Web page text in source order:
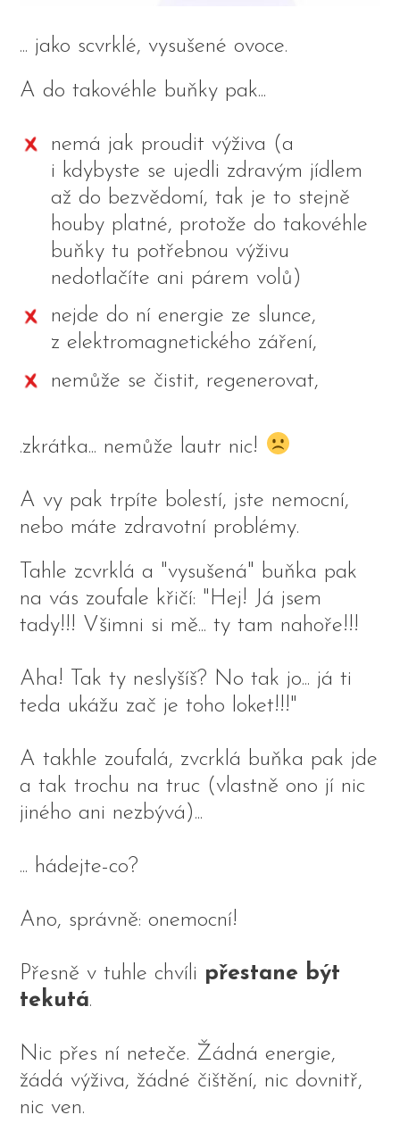
... jako scvrklé, vysušené ovoce.
A do takovéhle buňky pak...
nemá jak proudit výživa (a
i kdybyste se ujedli zdravým jídlem
až do bezvědomí, tak je to stejně
houby platné, protože do takovéhle
buňky tu potřebnou výživu
nedotlačíte ani párem volů)
nejde do ní energie ze slunce,
z elektromagnetického záření,
nemůže se čistit, regenerovat,
.zkrátka... nemůže lautr nic!
A vy pak trpíte bolestí, jste nemocní,
nebo máte zdravotní problémy.
Tahle zcvrklá a "vysušená" buňka pak
na vás zoufale křičí: "Hej! Já jsem
tady!!! Všimni si mě... ty tam nahoře!!!
Aha! Tak ty neslyšíš? No tak jo... já ti
teda ukážu zač je toho loket!!!"
A takhle zoufalá, zvcrklá buňka pak jde
a tak trochu na truc (vlastně ono jí nic
jiného ani nezbývá)...
... hádejte-co?
Ano, správně: onemocní!
Přesně v tuhle chvíli přestane být
tekutá.
Nic přes ní neteče. Žádná energie,
žádá výživa, žádné čištění, nic dovnitř,
nic ven.